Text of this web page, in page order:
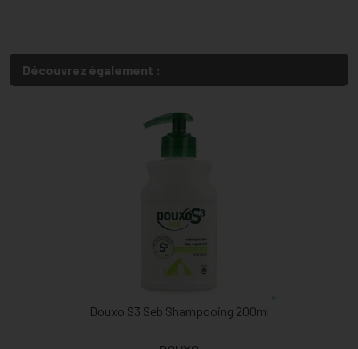
Découvrez également :
Douxo S3 Seb Shampooing 200ml